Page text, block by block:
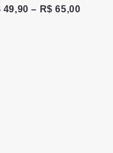
49,90 – R$ 65,00